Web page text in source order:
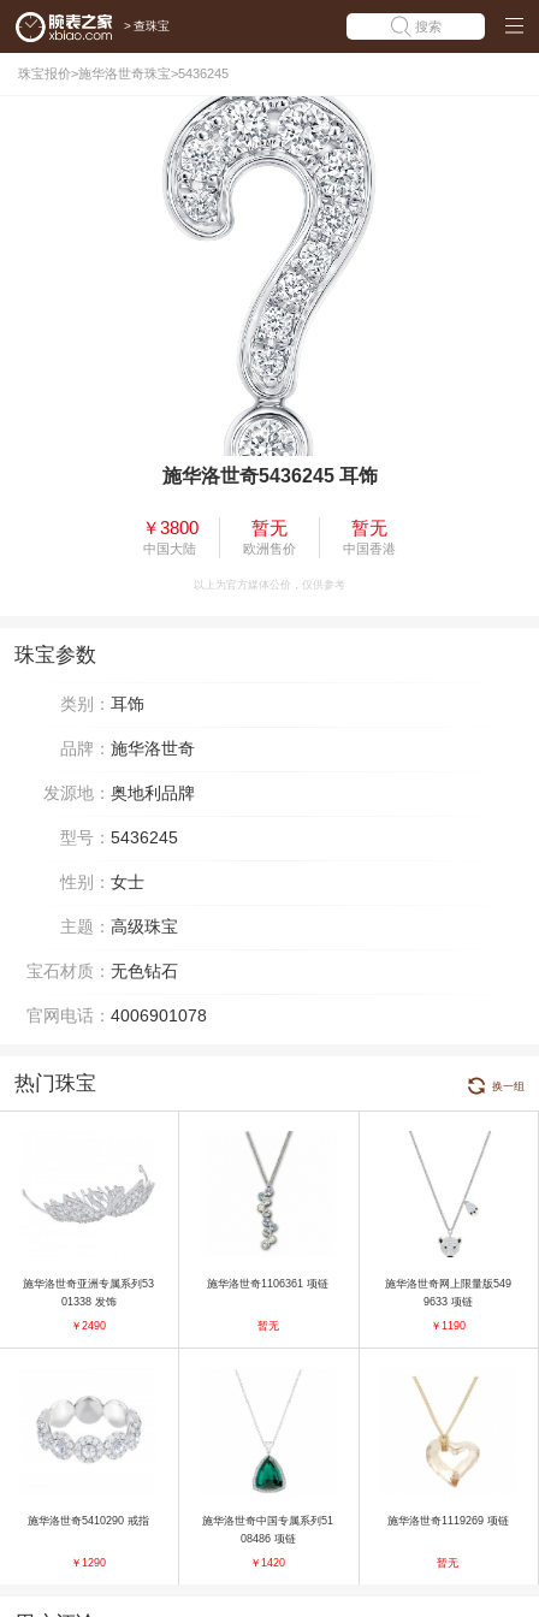
> 查珠宝 搜索
珠宝报价>施华洛世奇珠宝>5436245
施华洛世奇5436245 耳饰
￥3800
中国大陆
暂无
欧洲售价
暂无
中国香港
以上为官方媒体公价，仅供参考
珠宝参数
类别： 耳饰
品牌： 施华洛世奇
发源地： 奥地利品牌
型号： 5436245
性别： 女士
主题： 高级珠宝
宝石材质： 无色钻石
官网电话： 4006901078
热门珠宝 换一组
施华洛世奇亚洲专属系列53
01338 发饰
￥2490
施华洛世奇1106361 项链
暂无
施华洛世奇网上限量版549
9633 项链
￥1190
施华洛世奇5410290 戒指
￥1290
施华洛世奇中国专属系列51
08486 项链
￥1420
施华洛世奇1119269 项链
暂无